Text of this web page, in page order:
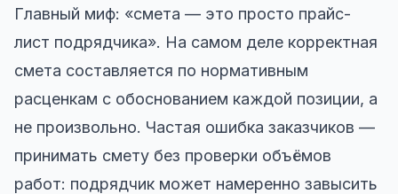
Главный миф: «смета — это просто прайс-
лист подрядчика». На самом деле корректная
смета составляется по нормативным
расценкам с обоснованием каждой позиции, а
не произвольно. Частая ошибка заказчиков —
принимать смету без проверки объёмов
работ: подрядчик может намеренно завысить